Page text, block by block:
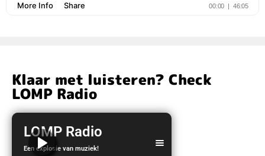
Klaar met luisteren? Check
LOMP Radio
LOMP Radio
Een explosie van muziek!